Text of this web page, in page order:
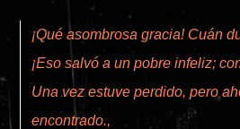
¡Qué asombrosa gracia! Cuán
¡Eso salvó a un pobre infeliz;
Una vez estuve perdido, pero
encontrado.,